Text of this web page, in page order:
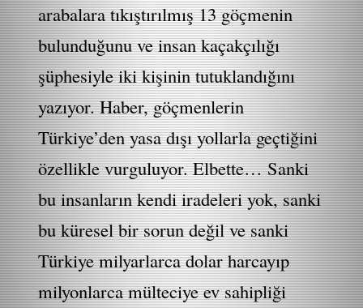
arabalara tıkıştırılmış 13 göçmenin
bulunduğunu ve insan kaçakçılığı
şüphesiyle iki kişinin tutuklandığını
yazıyor. Haber, göçmenlerin
Türkiye’den yasa dışı yollarla geçtiğini
özellikle vurguluyor. Elbette… Sanki
bu insanların kendi iradeleri yok, sanki
bu küresel bir sorun değil ve sanki
Türkiye milyarlarca dolar harcayıp
milyonlarca mülteciye ev sahipliği